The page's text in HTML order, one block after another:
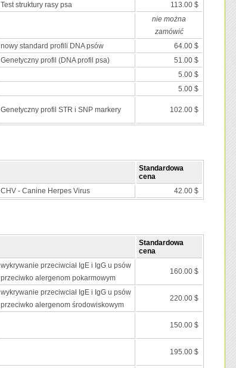
Test struktury rasy psa 113.00 $
nie można
zamówić
nowy standard profili DNA psów
64.00 $
Genetyczny profil (DNA profil psa)
51.00 $
5.00 $
5.00 $
Genetyczny profil STR i SNP markery 102.00 $
Standardowa
cena
CHV - Canine Herpes Virus 42.00 $
Standardowa
cena
wykrywanie przeciwciał IgE i IgG u psów
przeciwko alergenom pokarmowym
160.00 $
wykrywanie przeciwciał IgE i IgG u psów
przeciwko alergenom środowiskowym
220.00 $
150.00 $
195.00 $